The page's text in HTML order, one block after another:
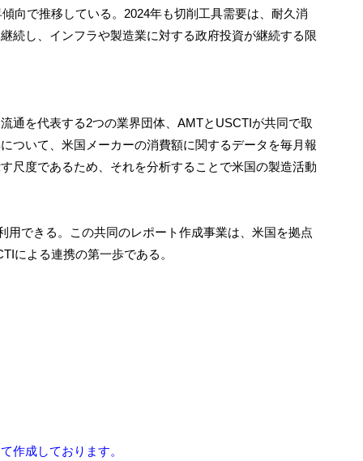
向で推移している。2024年も切削工具需要は、耐久消
続し、インフラや製造業に対する政府投資が継続する限
通を代表する2つの業界団体、AMTとUSCTIが共同で取
ついて、米国メーカーの消費額に関するデータを毎月報
尺度であるため、それを分析することで米国の製造活動
できる。この共同のレポート作成事業は、米国を拠点
による連携の第一歩である。
作成しております。